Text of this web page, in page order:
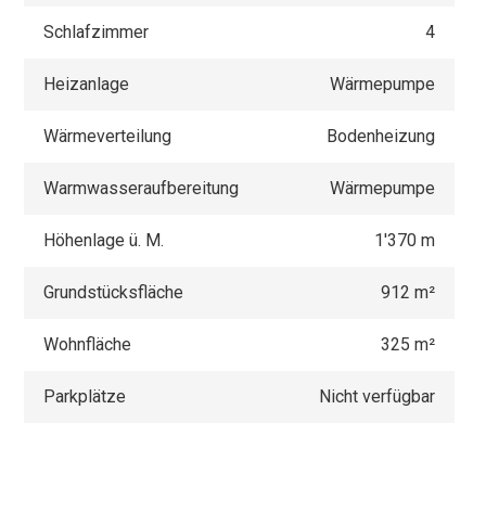
Schlafzimmer 4
Heizanlage Wärmepumpe
Wärmeverteilung Bodenheizung
Warmwasseraufbereitung Wärmepumpe
Höhenlage ü. M. 1'370 m
Grundstücksfläche 912 m²
Wohnfläche 325 m²
Parkplätze Nicht verfügbar